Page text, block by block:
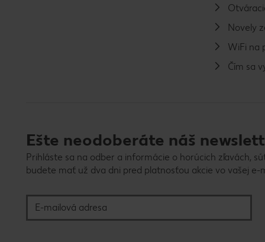
Novely
WiFi na
Čím sa
Ešte neodoberáte náš
Prihláste sa na odber a informácie o horúcich zľavách,
budete mať už dva dni pred platnosťou akcie vo vašej e-
E-mailová adresa